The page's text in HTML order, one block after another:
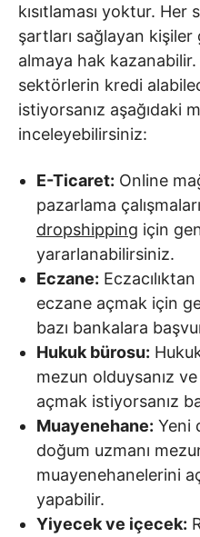
kısıtlaması yoktur.
şartları sağlayan
almaya hak
sektörlerin kredi
istiyorsanız aşağıdaki
inceleyebilirsiniz:
E-Ticaret: Online
pazarlama
dropshipping için
yararlanabilirsiniz.
Eczane:
eczane açmak için
bazı bankalara
Hukuk bürosu:
mezun olduysanız
açmak istiyorsanız
Muayenehane: Yeni
doğum uzmanı
muayenehanelerini
yapabilir.
Yiyecek ve içecek: